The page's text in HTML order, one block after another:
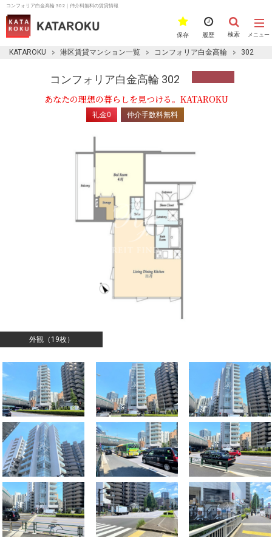
コンフォリア白金高輪 302｜仲介料無料の賃貸情報
メニュー
検索
履歴
保存
KATAROKU 港区賃貸マンション一覧 コンフォリア白金高輪 302
コンフォリア白金高輪 302
あなたの理想の暮らしを見つける。KATAROKU
礼金0 仲介手数料無料
外観（19枚）